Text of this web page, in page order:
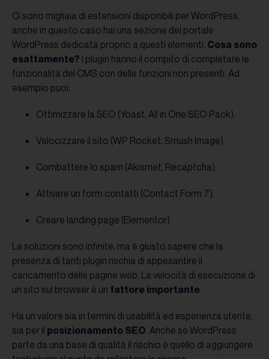
Ci sono migliaia di estensioni disponibili per WordPress,
anche in questo caso hai una sezione del portale
WordPress dedicata proprio a questi elementi. Cosa sono
esattamente? I plugin hanno il compito di completare le
funzionalità del CMS con delle funzioni non presenti. Ad
esempio puoi:
Ottimizzare la SEO (Yoast, All in One SEO Pack).
Velocizzare il sito (WP Rocket, Smush Image).
Combattere lo spam (Akismet, Recaptcha).
Attivare un form contatti (Contact Form 7).
Creare landing page (Elementor).
Le soluzioni sono infinite, ma è giusto sapere che la
presenza di tanti plugin rischia di appesantire il
caricamento delle pagine web. La velocità di esecuzione di
un sito sul browser è un fattore importante .
Ha un valore sia in termini di usabilità ed esperienza utente,
sia per il posizionamento SEO. Anche se WordPress
parte da una base di qualità il rischio è quello di aggiungere